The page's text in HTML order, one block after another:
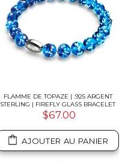
FLAMME DE TOPAZE | .925 ARGENT
STERLING | FIREFLY GLASS BRACELET
$67.00
AJOUTER AU PANIER